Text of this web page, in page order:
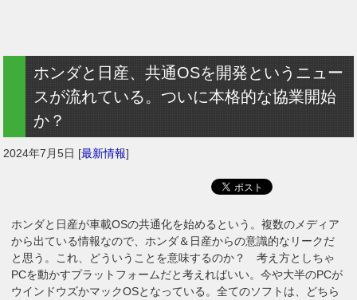
ホンダと日産、共通OSを開発というニュー
スが流れている。ついに本格的な協業開始
か？
2024年7月5日 [最新情報]
ホンダと日産が車載OSの共通化を始めるという。複数のメディア
から出ている情報なので、ホンダ＆日産からの意識的なリークだ
と思う。これ、どういうことを意味するのか？ 考え方としちゃ
PCを動かすプラットフォームだと考えればいい。今や大半のPCが
ウインドウズかマックOSとなっている。全てのソフトは、どちら